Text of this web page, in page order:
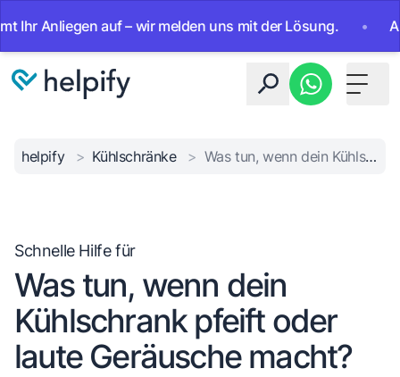
auf – wir melden uns mit der Lösung. • Ab
Toggle
helpify > Kühlschränke > Was tun, wenn dein Kühlschrank pfeift oder laute Geräusche macht?
Schnelle Hilfe für
Was tun, wenn dein
Kühlschrank pfeift oder
laute Geräusche macht?